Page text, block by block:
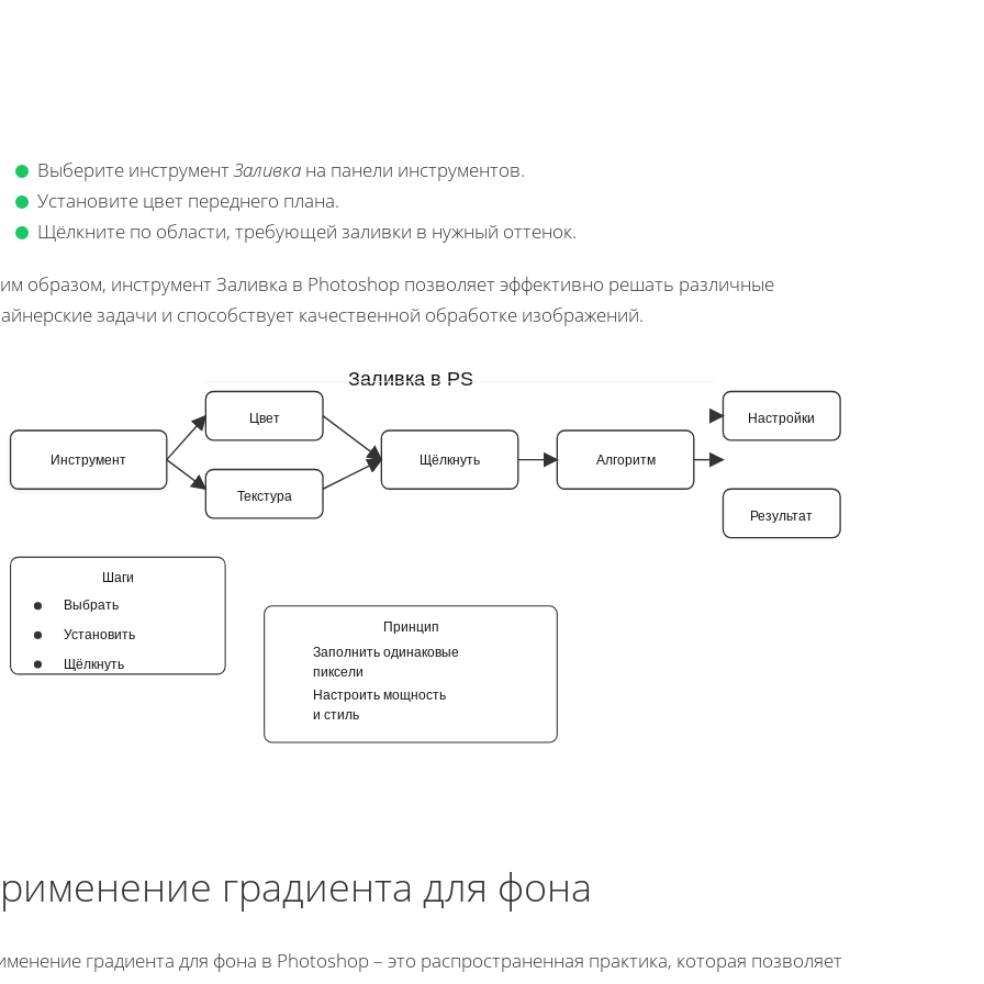
Выберите инструментЗаливка на панели инструментов.
Установите цвет переднего плана.
Щёлкните по области, требующей заливки в нужный оттенок.
образом, инструмент Заливка в Photoshop позволяет эффективно решать различные
задачи и способствует качественной обработке изображений.
Заливка в PS
Инструмент
Цвет
Текстура
Щёлкнуть Алгоритм
Настройки
Результат
Шаги
Выбрать
Установить
Щёлкнуть
Принцип
Заполнить одинаковые
пиксели
Настроить мощность
и стиль
градиента для фона
градиента для фона в Photoshop – это распространенная практика, которая позволяет